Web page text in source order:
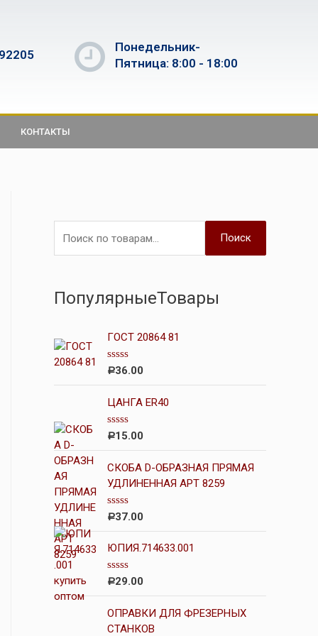
Понедельник-
Пятница: 8:00 - 18:00
КОНТАКТЫ
Поиск
ПопулярныеТовары
ГОСТ 20864 81
О
н
а
0
з
5
Р36.00
ЦАНГА ER40
О
н
к
а
0
з
5
Р15.00
СКОБА D-ОБРАЗНАЯ ПРЯМАЯ
УДЛИНЕННАЯ АРТ 8259
О
н
а
0
5
Р37.00
ЮПИЯ.714633.001
О
н
к
Р29.00
ОПРАВКИ ДЛЯ ФРЕЗЕРНЫХ
СТАНКОВ